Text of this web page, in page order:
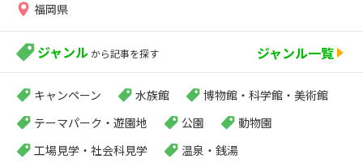
福岡県
ジャンル から記事を探す ジャンル一覧
キャンペーン 水族館
博物館・科学館・美術館
テーマパーク・遊園地
公園
動物園
工場見学・社会科見学
温泉・銭湯